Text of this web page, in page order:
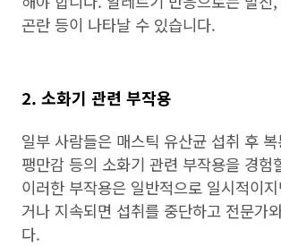
곤란 등이 나타날 수 있습니다.
2. 소화기 관련 부작용
일부 사람들은 매스틱 유산균 섭취 후
팽만감 등의 소화기 관련 부작용을 경험
이러한 부작용은 일반적으로 일시적이
거나 지속되면 섭취를 중단하고 전문가
다.